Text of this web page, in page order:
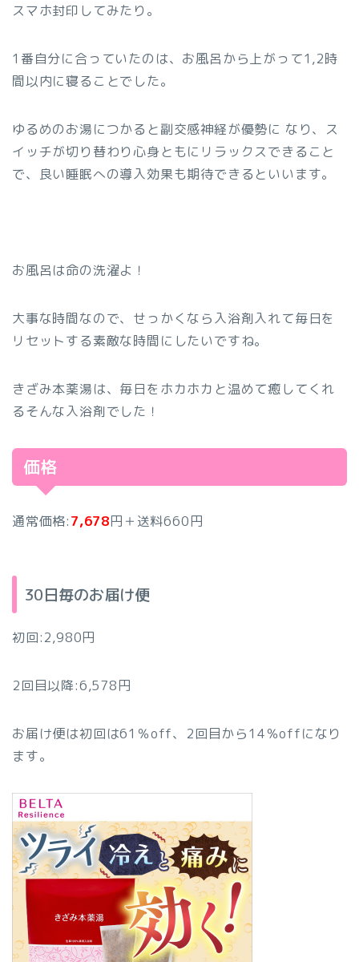
スマホ封印してみたり。
1番自分に合っていたのは、お風呂から上がって1,2時
間以内に寝ることでした。
ゆるめのお湯につかると副交感神経が優勢に なり、ス
イッチが切り替わり心身ともにリラックスできること
で、良い睡眠への導入効果も期待できるといいます。
お風呂は命の洗濯よ！
大事な時間なので、せっかくなら入浴剤入れて毎日を
リセットする素敵な時間にしたいですね。
きざみ本薬湯は、毎日をホカホカと温めて癒してくれ
るそんな入浴剤でした！
価格
通常価格:7,678円＋送料660円
30日毎のお届け便
初回:2,980円
2回目以降:6,578円
お届け便は初回は61％off、2回目から14％offになり
ます。